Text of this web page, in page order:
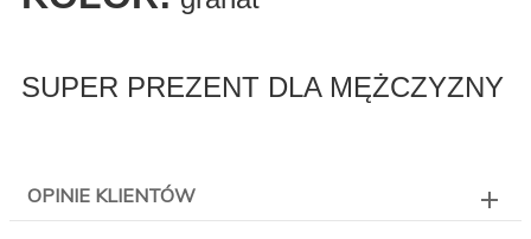
SUPER PREZENT DLA MĘŻCZYZNY
OPINIE KLIENTÓW